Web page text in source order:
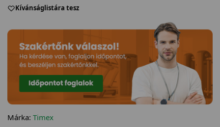
Kívánságlistára tesz
Márka: Timex